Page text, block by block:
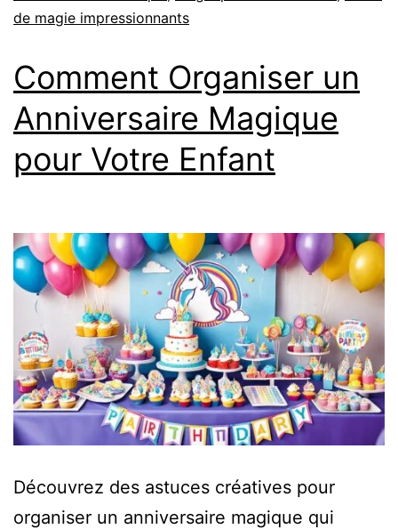
de magie impressionnants
Comment Organiser un
Anniversaire Magique
pour Votre Enfant
Découvrez des astuces créatives pour
organiser un anniversaire magique qui